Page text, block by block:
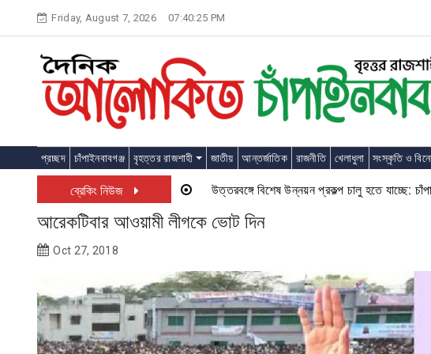
content
Friday, August 7, 2026 07:40:26 PM
প্রচ্ছদ চাঁপাইনবাবগঞ্জ বৃহত্তর রাজশাহী জাতীয় আন্তর্জাতিক রাজনীতি খেলাধুলা সংস্কৃতি ও
ব্রেকিং নিউজ উত্তরবঙ্গে বিশেষ উন্নয়ন প্রকল্প চালু হতে যাচ্ছে:
আরেকটিবার আওয়ামী লীগকে ভোট দিন
Oct 27, 2018